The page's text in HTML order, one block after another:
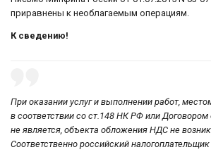
приравнены к необлагаемым операциям.
К сведению!
При оказании услуг и выполнении работ,
в соответствии со ст.148 НК РФ или
не является, объекта обложения НДС не
Соответственно российский